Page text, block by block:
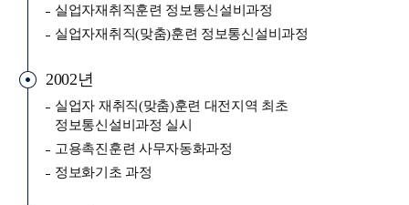
실업자재취직훈련 정보통신설비과정
실업자재취직(맞춤)훈련 정보통신설비과정
2002년
실업자 재취직(맞춤)훈련 대전지역 최초
정보통신설비과정 실시
고용촉진훈련 사무자동화과정
정보화기초 과정